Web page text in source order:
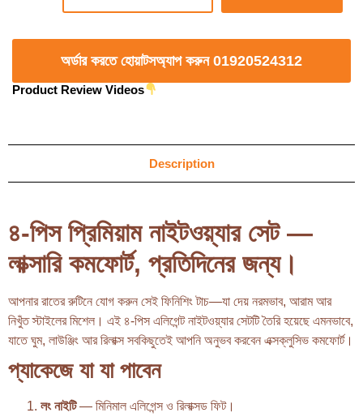
অর্ডার করতে হোয়াটসঅ্যাপ করুন 01920524312
Product Review Videos
Description
৪-পিস প্রিমিয়াম নাইটওয়্যার সেট —
লাক্সারি কমফোর্ট, প্রতিদিনের জন্য।
আপনার রাতের রুটিনে যোগ করুন সেই ফিনিশিং টাচ—যা দেয় নরমভাব, আরাম আর
নিখুঁত স্টাইলের মিশেল। এই ৪-পিস এলিগেন্ট নাইটওয়্যার সেটটি তৈরি হয়েছে এমনভাবে,
যাতে ঘুম, লাউঞ্জিং আর রিলাক্স সবকিছুতেই আপনি অনুভব করবেন এক্সক্লুসিভ কমফোর্ট।
প্যাকেজে যা যা পাবেন
লং নাইটি— মিনিমাল এলিগেন্স ও রিলাক্সড ফিট।